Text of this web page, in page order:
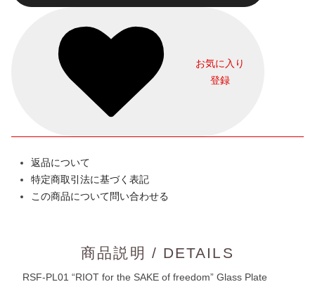
お気に入り
登録
返品について
特定商取引法に基づく表記
この商品について問い合わせる
商品説明 / DETAILS
RSF-PL01 “RIOT for the SAKE of freedom” Glass Plate